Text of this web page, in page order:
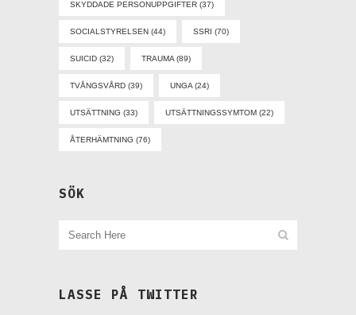
SKYDDADE PERSONUPPGIFTER (37)
SOCIALSTYRELSEN (44) SSRI (70)
SUICID (32) TRAUMA(89)
TVÅNGSVÅRD (39) UNGA(24)
UTSÄTTNING (33) UTSÄTTNINGSSYMTOM (22)
ÅTERHÄMTNING (76)
SÖK
LASSE PÅ TWITTER